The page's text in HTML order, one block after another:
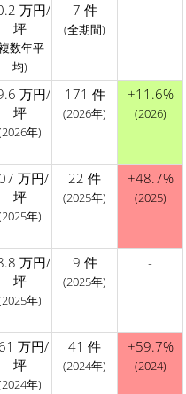
万円/
坪
数年平
均)
7 件
(全期間)
-
万円/
坪
年)
171 件
(2026年)
+11.6%
(2026)
万円/
坪
年)
22 件
(2025年)
+48.7%
(2025)
万円/
坪
年)
9 件
(2025年)
-
万円/
坪
年)
41 件
(2024年)
+59.7%
(2024)